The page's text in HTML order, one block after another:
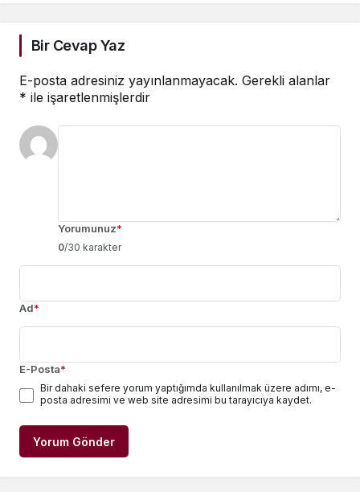
Bir Cevap Yaz
E-posta adresiniz yayınlanmayacak. Gerekli alanlar
* ile işaretlenmişlerdir
Yorumunuz*
0/30 karakter
Ad*
E-Posta*
Bir dahaki sefere yorum yaptığımda kullanılmak üzere adımı, e-
posta adresimi ve web site adresimi bu tarayıcıya kaydet.
Yorum Gönder